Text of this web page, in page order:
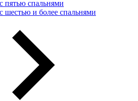
пятью спальнями
шестью и более спальнями